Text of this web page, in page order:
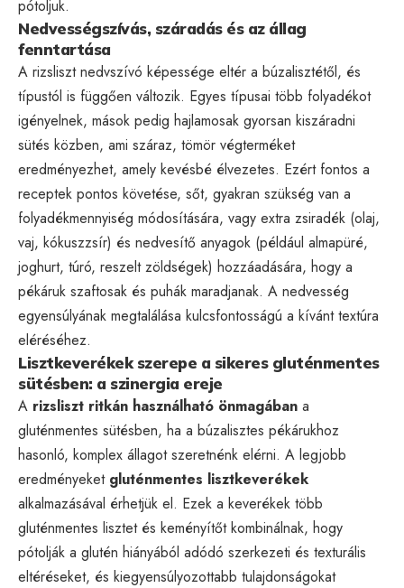
pótoljuk.
Nedvességszívás, száradás és az állag
fenntartása
A rizsliszt nedvszívó képessége eltér a búzalisztétől, és
típustól is függően változik. Egyes típusai több folyadékot
igényelnek, mások pedig hajlamosak gyorsan kiszáradni
sütés közben, ami száraz, tömör végterméket
eredményezhet, amely kevésbé élvezetes. Ezért fontos a
receptek pontos követése, sőt, gyakran szükség van a
folyadékmennyiség módosítására, vagy extra zsiradék (olaj,
vaj, kókuszzsír) és nedvesítő anyagok (például almapüré,
joghurt, túró, reszelt zöldségek) hozzáadására, hogy a
pékáruk szaftosak és puhák maradjanak. A nedvesség
egyensúlyának megtalálása kulcsfontosságú a kívánt textúra
eléréséhez.
Lisztkeverékek szerepe a sikeres gluténmentes
sütésben: a szinergia ereje
A rizsliszt ritkán használható önmagában a
gluténmentes sütésben, ha a búzalisztes pékárukhoz
hasonló, komplex állagot szeretnénk elérni. A legjobb
eredményeket gluténmentes lisztkeverékek
alkalmazásával érhetjük el. Ezek a keverékek több
gluténmentes lisztet és keményítőt kombinálnak, hogy
pótolják a glutén hiányából adódó szerkezeti és texturális
eltéréseket, és kiegyensúlyozottabb tulajdonságokat